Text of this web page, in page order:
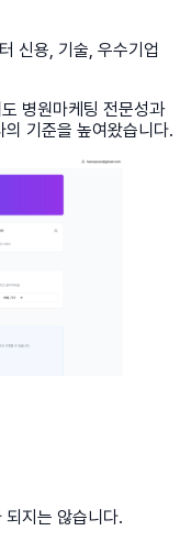
신용, 기술, 우수기업
병원마케팅 전문성과
기준을 높여왔습니다.
지는 않습니다.